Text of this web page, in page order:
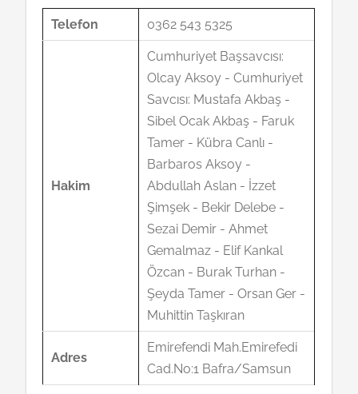
Telefon 0362 543 5325
Hakim
Cumhuriyet Başsavcısı:
Olcay Aksoy - Cumhuriyet
Savcısı: Mustafa Akbaş -
Sibel Ocak Akbaş - Faruk
Tamer - Kübra Canlı -
Barbaros Aksoy -
Abdullah Aslan - İzzet
Şimşek - Bekir Delebe -
Sezai Demir - Ahmet
Gemalmaz - Elif Kankal
Özcan - Burak Turhan -
Şeyda Tamer - Orsan Ger -
Muhittin Taşkıran
Adres
Emirefendi Mah.Emirefedi
Cad.No:1 Bafra/Samsun